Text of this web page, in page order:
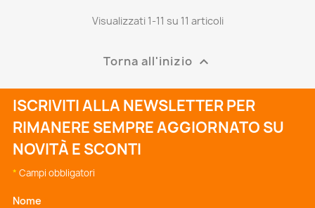
90,89 €
Visualizzati 1-11 su 11 articoli
Torna all'inizio 
ISCRIVITI ALLA NEWSLETTER PER
RIMANERE SEMPRE AGGIORNATO SU
NOVITÀ E SCONTI
* Campi obbligatori
Nome